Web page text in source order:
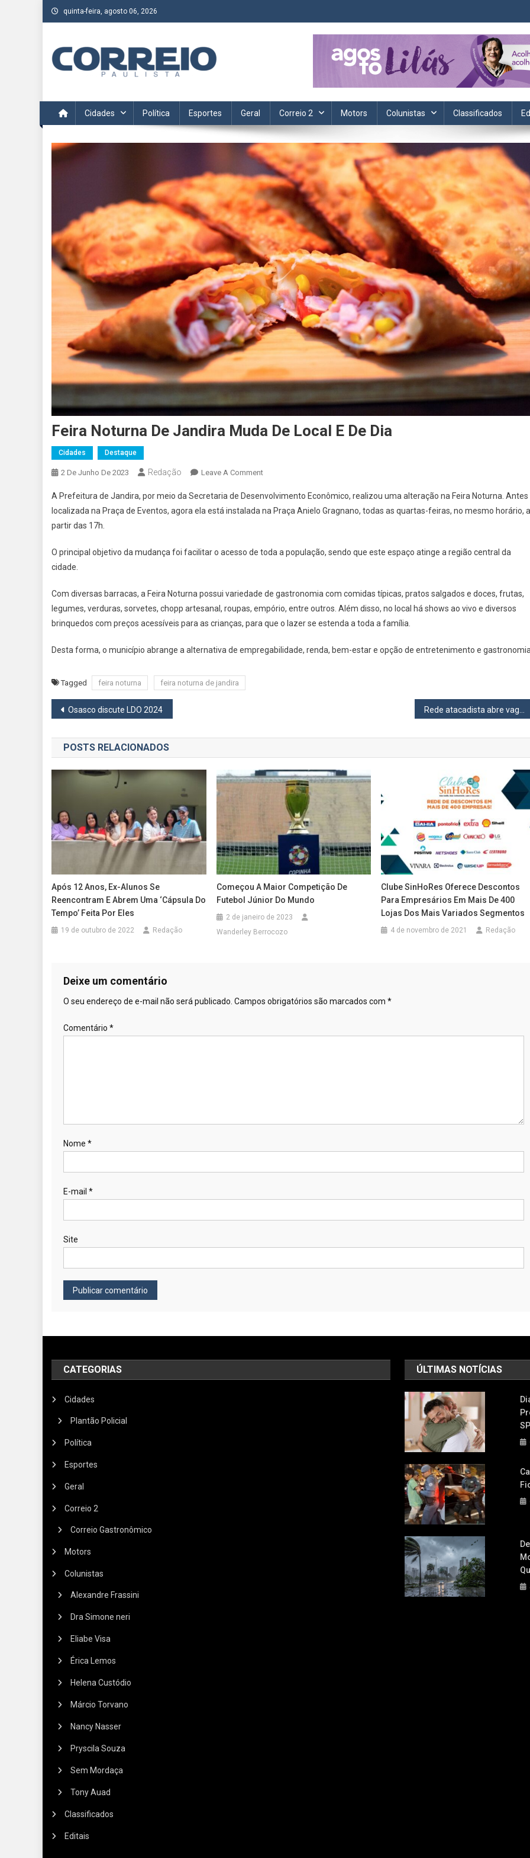
Skip
to
quinta-feira, agosto 06, 2026
Acompanhe as últimas notícias da região no Correio Paulista. Informação, política, saúde, economia, esportes e cotidiano.
Cidades Política Esportes Geral Correio 2 Motors Colunistas Classificados
Feira Noturna De Jandira Muda De Local E De Dia
Cidades Destaque
2 De Junho De 2023 Redação Leave A CommentOn
Noturna
De
De
De
Dia
A Prefeitura de Jandira, por meio da Secretaria de Desenvolvimento Econômico, realizou uma alteração na Feira Noturna. Antes
localizada na Praça de Eventos, agora ela está instalada na Praça Anielo Gragnano, todas as quartas-feiras, no mesmo horário, a
partir das 17h.
O principal objetivo da mudança foi facilitar o acesso de toda a população, sendo que este espaço atinge a região central da
cidade.
Com diversas barracas, a Feira Noturna possui variedade de gastronomia com comidas típicas, pratos salgados e doces, frutas,
legumes, verduras, sorvetes, chopp artesanal, roupas, empório, entre outros. Além disso, no local há shows ao vivo e diversos
brinquedos com preços acessíveis para as crianças, para que o lazer se estenda a toda a família.
Desta forma, o município abrange a alternativa de empregabilidade, renda, bem-estar e opção de entretenimento e
Tagged feira noturna feira noturna de jandira
Navegação
de
Post
Osasco discute LDO 2024
POSTS RELACIONADOS
Após 12 Anos, Ex-Alunos Se
Reencontram E Abrem Uma ‘cápsula Do
Tempo’ Feita Por Eles
19 de outubro de 2022 Redação
Começou A Maior Competição De
Futebol Júnior Do Mundo
2 de janeiro de 2023
Wanderley Berrocozo
Clube SinHoRes Oferece Descontos
Para Empresários Em Mais De 400
Lojas Dos Mais Variados Segmentos
4 de novembro de 2021 Redação
Deixe um comentário
O seu endereço de e-mail não será publicado. Campos obrigatórios são marcados com *
Comentário *
Nome *
E-mail *
Site
CATEGORIAS
Cidades
Plantão Policial
Política
Esportes
Geral
Correio 2
Correio Gastronômico
Motors
Colunistas
Alexandre Frassini
Dra Simone neri
Eliabe Visa
Érica Lemos
Helena Custódio
Márcio Torvano
Nancy Nasser
Pryscila Souza
Sem Mordaça
Tony Auad
Classificados
Editais
ÚLTIMAS NOTÍCIAS
SP